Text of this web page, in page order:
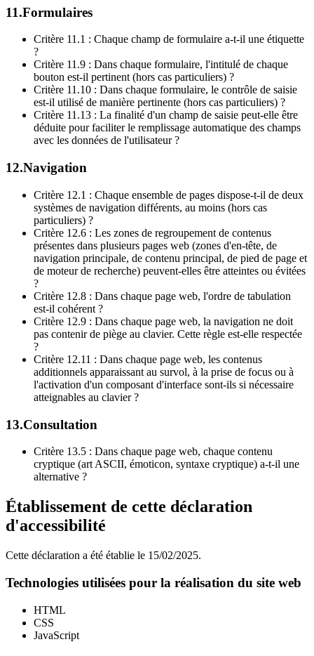
11.Formulaires
Critère 11.1 : Chaque champ de formulaire a-t-il une étiquette
?
Critère 11.9 : Dans chaque formulaire, l'intitulé de chaque
bouton est-il pertinent (hors cas particuliers) ?
Critère 11.10 : Dans chaque formulaire, le contrôle de saisie
est-il utilisé de manière pertinente (hors cas particuliers) ?
Critère 11.13 : La finalité d'un champ de saisie peut-elle être
déduite pour faciliter le remplissage automatique des champs
avec les données de l'utilisateur ?
12.Navigation
Critère 12.1 : Chaque ensemble de pages dispose-t-il de deux
systèmes de navigation différents, au moins (hors cas
particuliers) ?
Critère 12.6 : Les zones de regroupement de contenus
présentes dans plusieurs pages web (zones d'en-tête, de
navigation principale, de contenu principal, de pied de page et
de moteur de recherche) peuvent-elles être atteintes ou évitées
?
Critère 12.8 : Dans chaque page web, l'ordre de tabulation
est-il cohérent ?
Critère 12.9 : Dans chaque page web, la navigation ne doit
pas contenir de piège au clavier. Cette règle est-elle respectée
?
Critère 12.11 : Dans chaque page web, les contenus
additionnels apparaissant au survol, à la prise de focus ou à
l'activation d'un composant d'interface sont-ils si nécessaire
atteignables au clavier ?
13.Consultation
Critère 13.5 : Dans chaque page web, chaque contenu
cryptique (art ASCII, émoticon, syntaxe cryptique) a-t-il une
alternative ?
Établissement de cette déclaration
d'accessibilité
Cette déclaration a été établie le 15/02/2025.
Technologies utilisées pour la réalisation du site web
HTML
CSS
JavaScript